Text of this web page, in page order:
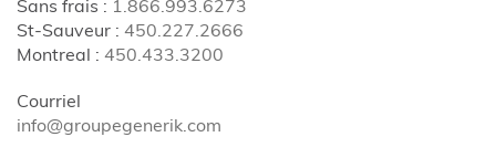
Sans frais : 1.866.993.6273
St-Sauveur : 450.227.2666
Montreal : 450.433.3200
Courriel
info@groupegenerik.com